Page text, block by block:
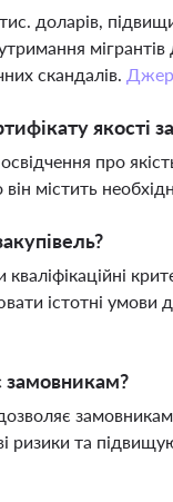
доларів,
скандалів.
якості
про
містить
істотні умови
замовникам?
та